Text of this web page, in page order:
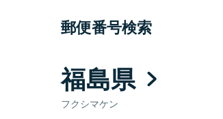
郵便番号検索
福島県
フクシマケン